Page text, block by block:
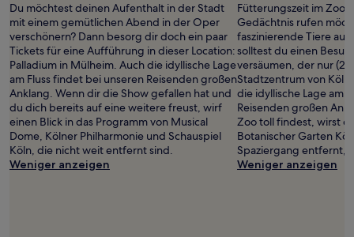
Du möchtest deinen Aufenthalt in der Stadt
mit einem gemütlichen Abend in der Oper
verschönern? Dann besorg dir doch ein paar
Tickets für eine Aufführung in dieser Location:
Palladium in Mülheim. Auch die idyllische Lage
am Fluss findet bei unseren Reisenden großen
Anklang. Wenn dir die Show gefallen hat und
du dich bereits auf eine weitere freust, wirf
einen Blick in das Programm von Musical
Dome, Kölner Philharmonie und Schauspiel
Köln, die nicht weit entfernt sind.
Weniger anzeigen
Fütterungszeit im Zoo!
Gedächtnis rufen
faszinierende Tiere
solltest du einen
versäumen, der nur
Stadtzentrum von
die idyllische Lage am
Reisenden großen
Zoo toll findest, wirst
Botanischer Garten
Spaziergang entfernt,
Weniger anzeigen